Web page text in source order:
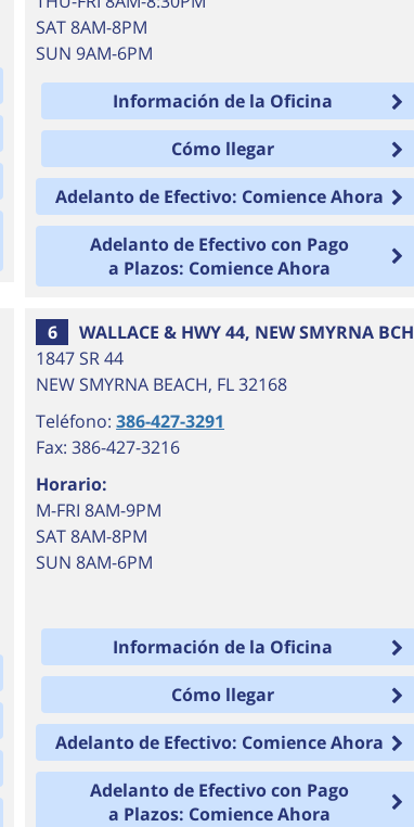
SAT 8AM-8PM
SUN 9AM-6PM
Información de la Oficina
Cómo llegar
Adelanto de Efectivo: Comience Ahora
Adelanto de Efectivo con Pago
a Plazos: Comience Ahora
6
WALLACE & HWY 44, NEW SMYRNA BCH
1847 SR 44
NEW SMYRNA BEACH, FL32168
Teléfono:386-427-3291
Fax: 386-427-3216
Horario:
M-FRI 8AM-9PM
SAT 8AM-8PM
SUN 8AM-6PM
Información de la Oficina
Cómo llegar
Adelanto de Efectivo: Comience Ahora
Adelanto de Efectivo con Pago
a Plazos: Comience Ahora